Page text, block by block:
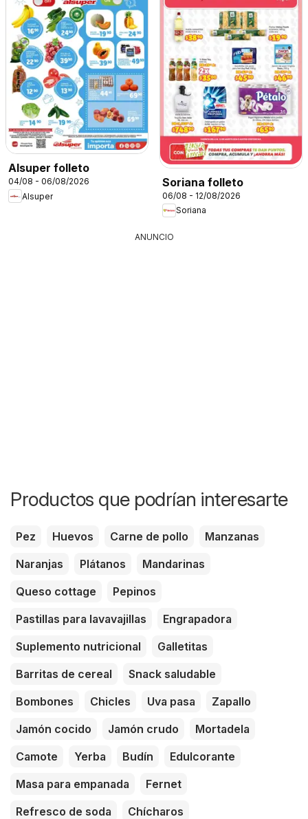
Alsuper folleto
04/08 - 06/08/2026
Alsuper
Soriana folleto
06/08 - 12/08/2026
Soriana
ANUNCIO
Productos que podrían interesarte
Pez Huevos Carne de pollo
Manzanas
Naranjas
Plátanos
Mandarinas
Queso cottage
Pepinos
Pastillas para lavavajillas
Engrapadora
Suplemento nutricional
Galletitas
Barritas de cereal
Snack saludable
Bombones
Chicles Uva pasa
Zapallo
Jamón cocido
Jamón crudo
Mortadela
Camote
Yerba Budín
Edulcorante
Masa para empanada
Fernet
Refresco de soda
Chícharos